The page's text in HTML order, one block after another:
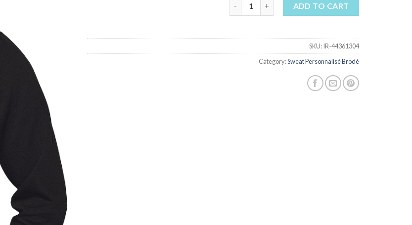
ADD TO CART
SKU:IR-44361304
Category:Sweat Personnalisé Brodé